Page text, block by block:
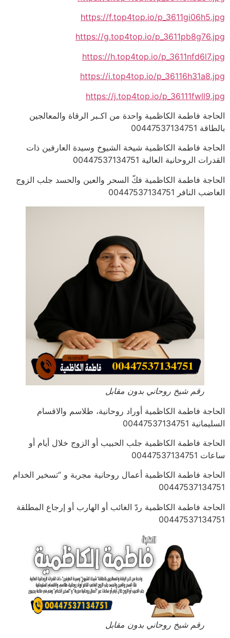
https://f.top4top.io/p_3611gi06h5.jpg
https://g.top4top.io/p_3611pb8g76.jpg
https://h.top4top.io/p_3611nfd6l7.jpg
https://i.top4top.io/p_36116h31a8.jpg
https://j.top4top.io/p_36111fwll9.jpg
الحاجة فاطمة الكاظمية واحدة من اكـبر الرقاة والمعالجين
بالطاقة 00447537134751
الحاجة فاطمة الكاظمية شيخة الشيوخ وسيدة العارفين ذات
القدرات الروحانية العالية 00447537134751
الحاجة فاطمة الكاظمية فكّ السحر والعين والحسد جلب الزوج
الغاضب النافر 00447537134751
رقم شيخ روحاني بدون مقابل
الحاجة فاطمة الكاظمية أوراد روحانية، طلاسم والاقسام
السليمانية 00447537134751
الحاجة فاطمة الكاظمية جلب الحبيب أو الزوج خلال أيام أو
ساعات 00447537134751
الحاجة فاطمة الكاظمية أعمال روحانية مجربة و “تسخير الخدام
00447537134751
الحاجة فاطمة الكاظمية ردّ الغائب أو الهارب أو إرجاع المطلقة
00447537134751
رقم شيخ روحاني بدون مقابل